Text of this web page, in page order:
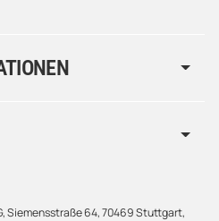
Siemensstraße 64, 70469 Stuttgart,